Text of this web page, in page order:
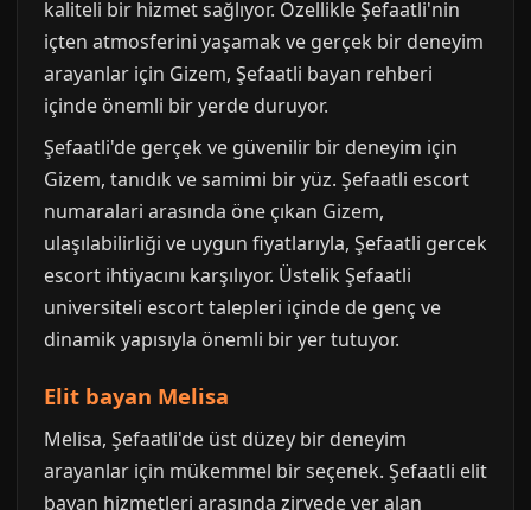
kaliteli bir hizmet sağlıyor. Özellikle Şefaatli'nin
içten atmosferini yaşamak ve gerçek bir deneyim
arayanlar için Gizem, Şefaatli bayan rehberi
içinde önemli bir yerde duruyor.
Şefaatli'de gerçek ve güvenilir bir deneyim için
Gizem, tanıdık ve samimi bir yüz. Şefaatli escort
numaralari arasında öne çıkan Gizem,
ulaşılabilirliği ve uygun fiyatlarıyla, Şefaatli gercek
escort ihtiyacını karşılıyor. Üstelik Şefaatli
universiteli escort talepleri içinde de genç ve
dinamik yapısıyla önemli bir yer tutuyor.
Elit bayan Melisa
Melisa, Şefaatli'de üst düzey bir deneyim
arayanlar için mükemmel bir seçenek. Şefaatli elit
bayan hizmetleri arasında zirvede yer alan